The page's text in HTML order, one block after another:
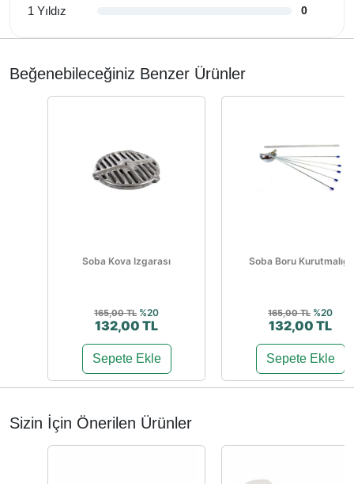
1 Yıldız 0
Beğenebileceğiniz Benzer Ürünler
Soba Kova Izgarası
165,00 TL %20
132,00 TL
Sepete Ekle
Soba Boru Kurutmalığı
165,00 TL %20
132,00 TL
Sepete Ekle
Sizin İçin Önerilen Ürünler